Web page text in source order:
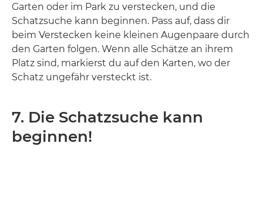
Garten oder im Park zu verstecken, und die
Schatzsuche kann beginnen. Pass auf, dass dir
beim Verstecken keine kleinen Augenpaare durch
den Garten folgen. Wenn alle Schätze an ihrem
Platz sind, markierst du auf den Karten, wo der
Schatz ungefähr versteckt ist.
7. Die Schatzsuche kann
beginnen!